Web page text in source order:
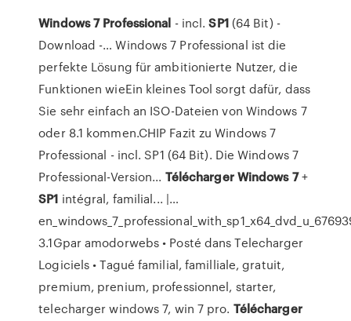
Windows7 Professional - incl.SP1(64 Bit) -
Download -… Windows 7 Professional ist die
perfekte Lösung für ambitionierte Nutzer, die
Funktionen wieEin kleines Tool sorgt dafür, dass
Sie sehr einfach an ISO-Dateien von Windows 7
oder 8.1 kommen.CHIP Fazit zu Windows 7
Professional - incl. SP1 (64 Bit). Die Windows 7
Professional-Version... Télécharger Windows 7+
SP1 intégral, familial... |…
3.1Gpar amodorwebs • Posté dans Telecharger
Logiciels • Tagué familial, familliale, gratuit,
premium, prenium, professionnel, starter,
telecharger windows 7, win 7 pro. Télécharger